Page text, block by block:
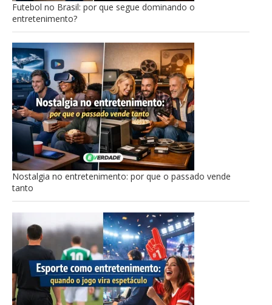
Futebol no Brasil: por que segue dominando o
entretenimento?
Nostalgia no entretenimento: por que o passado vende
tanto